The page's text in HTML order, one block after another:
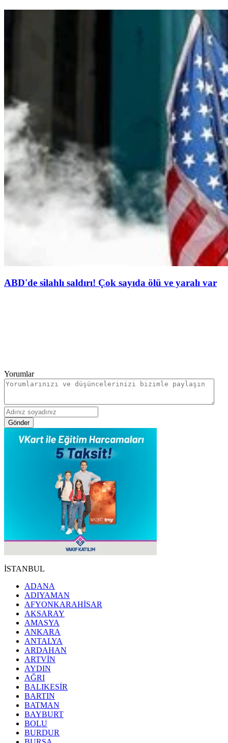
ABD'de silahlı saldırı! Çok sayıda ölü ve yaralı var
Yorumlar
Gönder
İSTANBUL
ADANA
ADIYAMAN
AFYONKARAHİSAR
AKSARAY
AMASYA
ANKARA
ANTALYA
ARDAHAN
ARTVİN
AYDIN
AĞRI
BALIKESİR
BARTIN
BATMAN
BAYBURT
BOLU
BURDUR